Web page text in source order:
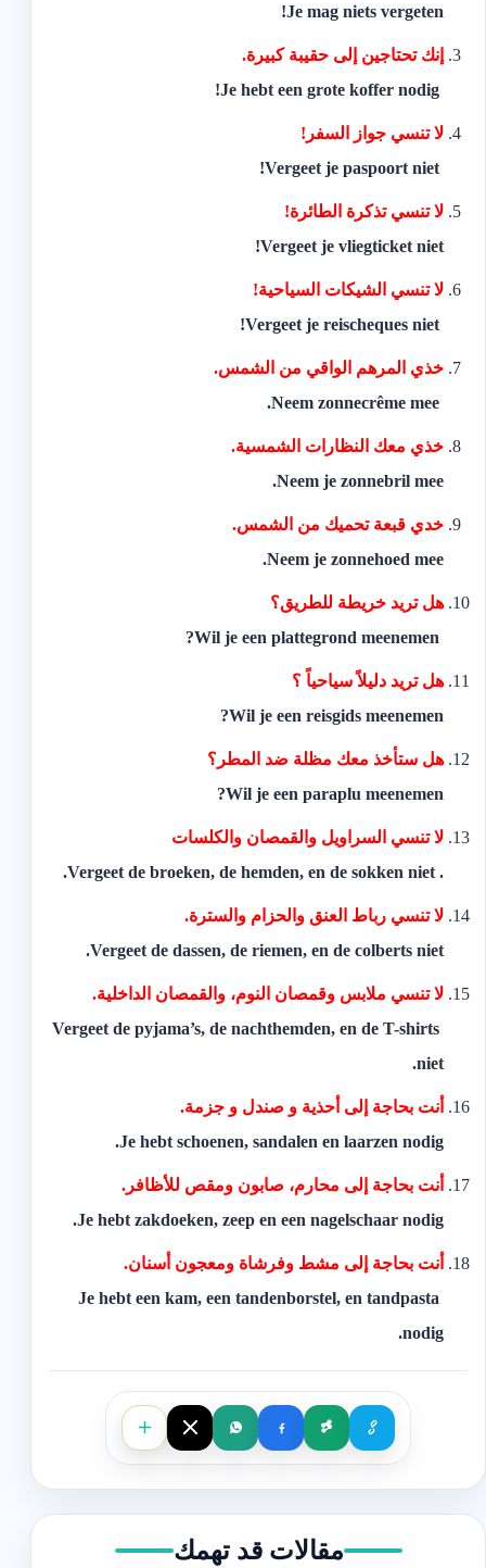
Je mag niets vergeten!
‫إنك تحتاجين إلى حقيبة كبيرة.
‫لا تنسي جواز السفر!
‫لا تنسي تذكرة الطائرة!‬
Vergeet je vliegticket niet!
‫لا تنسي الشيكات السياحية!
‫خذي المرهم الواقي من الشمس.
‫خذي معك النظارات الشمسية.‬
Neem je zonnebril mee.
‫خدي قبعة تحميك من الشمس.
Neem je zonnehoed mee.
‫هل تريد خريطة للطريق؟
‫هل تريد دليلاً سياحياً ؟‬
Wil je een reisgids meenemen?
‫هل ستأخذ معك مظلة ضد المطر؟‬
Wil je een paraplu meenemen?
‫لا تنسي السراويل والقمصان والكلسات
.‬ Vergeet de broeken, de hemden, en de sokken niet.
‫لا تنسي رباط العنق والحزام والسترة.‬
Vergeet de dassen, de riemen, en de colberts niet.
‫لا تنسي ملابس وقمصان النوم، والقمصان الداخلية.
‬ Vergeet de pyjama’s, de nachthemden, en de T-shirts
niet.
‫أنت بحاجة إلى أحذية و صندل و جزمة.‬
Je hebt schoenen, sandalen en laarzen nodig.
‫أنت بحاجة إلى محارم، صابون ومقص للأظافر.‬
Je hebt zakdoeken, zeep en een nagelschaar nodig.
‫أنت بحاجة إلى مشط وفرشاة ومعجون أسنان.
‬ Je hebt een kam, een tandenborstel, en tandpasta
nodig.
مقالات قد تهمك